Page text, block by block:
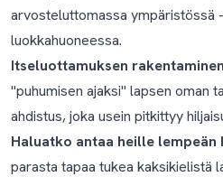
arvosteluttomassa
luokkahuoneessa.
Itseluottamuksen
"puhumisen ajaksi" lapsen oman
ahdistus, joka usein pitkittyy
Haluatko antaa heille lempeän
parasta tapaa tukea kaksikielistä